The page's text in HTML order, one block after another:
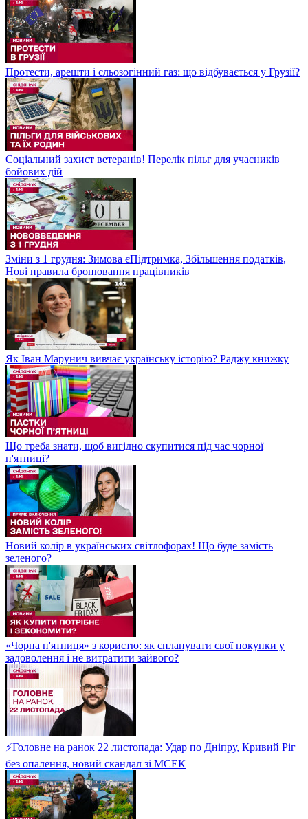
Протести, арешти і сльозогінний газ: що відбувається у Грузії?
Соціальний захист ветеранів! Перелік пільг для учасників
бойових дій
Зміни з 1 грудня: Зимова єПідтримка, Збільшення податків,
Нові правила бронювання працівників
Як Іван Марунич вивчає українську історію? Раджу книжку
Що треба знати, щоб вигідно скупитися під час чорної
п'ятниці?
Новий колір в українських світлофорах! Що буде замість
зеленого?
«Чорна п'ятниця» з користю: як спланувати свої покупки у
задоволення і не витратити зайвого?
⚡Головне на ранок 22 листопада: Удар по Дніпру, Кривий Ріг
без опалення, новий скандал зі МСЕК